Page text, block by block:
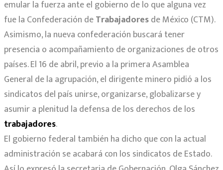
emular la fuerza ante el gobierno de lo que alguna vez
fue la Confederación deTrabajadoresde México (CTM).
Asimismo, la nueva confederación buscará tener
presencia o acompañamiento de organizaciones de otros
países. El 16 de abril, previo a la primera Asamblea
General de la agrupación, el dirigente minero pidió a los
sindicatos del país unirse, organizarse, globalizarse y
asumir a plenitud la defensa de los derechos de los
trabajadores.
El gobierno federal también ha dicho que con la actual
administración se acabará con los sindicatos de Estado.